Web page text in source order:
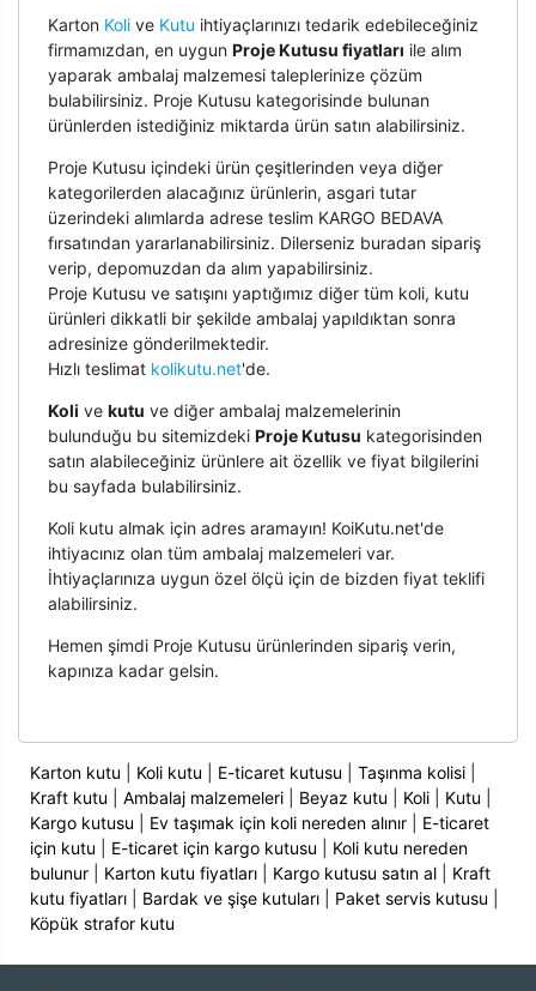
Karton Kolive Kutu ihtiyaçlarınızı tedarik edebileceğiniz
firmamızdan, en uygun Proje Kutusu fiyatları ile alım
yaparak ambalaj malzemesi taleplerinize çözüm
bulabilirsiniz. Proje Kutusu kategorisinde bulunan
ürünlerden istediğiniz miktarda ürün satın alabilirsiniz.
Proje Kutusu içindeki ürün çeşitlerinden veya diğer
kategorilerden alacağınız ürünlerin, asgari tutar
üzerindeki alımlarda adrese teslim KARGO BEDAVA
fırsatından yararlanabilirsiniz. Dilerseniz buradan sipariş
verip, depomuzdan da alım yapabilirsiniz.
Proje Kutusu ve satışını yaptığımız diğer tüm koli, kutu
ürünleri dikkatli bir şekilde ambalaj yapıldıktan sonra
adresinize gönderilmektedir.
Hızlı teslimat kolikutu.net'de.
Koli ve kutu ve diğer ambalaj malzemelerinin
bulunduğu bu sitemizdeki Proje Kutusu kategorisinden
satın alabileceğiniz ürünlere ait özellik ve fiyat bilgilerini
bu sayfada bulabilirsiniz.
Koli kutu almak için adres aramayın! KoiKutu.net'de
ihtiyacınız olan tüm ambalaj malzemeleri var.
İhtiyaçlarınıza uygun özel ölçü için de bizden fiyat teklifi
alabilirsiniz.
Hemen şimdi Proje Kutusu ürünlerinden sipariş verin,
kapınıza kadar gelsin.
Karton kutu Koli kutu E-ticaret kutusu Taşınma kolisi|
Kraft kutu
Ambalaj malzemeleri| Beyaz kutu Koli| Kutu
Kargo kutusu
Ev taşımak için koli nereden alınır| E-ticaret
için kutu
E-ticaret için kargo kutusu
Koli kutu nereden
bulunur| Karton kutu fiyatları| Kargo kutusu satın al| Kraft
kutu fiyatları| Bardak ve şişe kutuları| Paket servis kutusu
Köpük strafor kutu